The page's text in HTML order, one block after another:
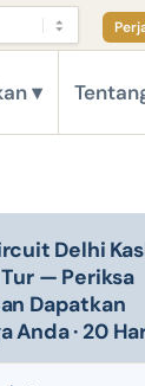
Delhi
— Periksa
Dapatkan
Anda · 20